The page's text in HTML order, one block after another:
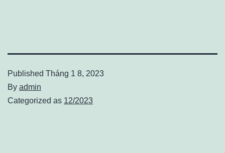
Published Tháng 1 8, 2023
By admin
Categorized as 12/2023